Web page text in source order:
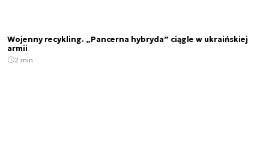
Wojenny recykling. „Pancerna hybryda” ciągle w ukraińskiej
armii
2 min.